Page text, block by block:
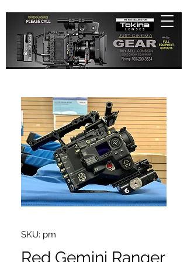
SKU: pm
Red Gemini Ranger